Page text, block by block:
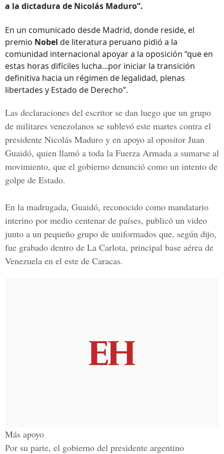
a la dictadura de Nicolás Maduro”.
En un comunicado desde Madrid, donde reside, el
premio Nobel de literatura peruano pidió a la
comunidad internacional apoyar a la oposición “que en
estas horas difíciles lucha...por iniciar la transición
definitiva hacia un régimen de legalidad, plenas
libertades y Estado de Derecho”.
Las declaraciones del escritor se dan luego que un grupo
de militares venezolanos se sublevó este martes contra el
presidente Nicolás Maduro y en apoyo al opositor Juan
Guaidó, quien llamó a toda la Fuerza Armada a sumarse al
movimiento, que el gobierno denunció como un intento de
golpe de Estado.
En la madrugada, Guaidó, reconocido como mandatario
interino por medio centenar de países, publicó un video
junto a un pequeño grupo de uniformados que, según dijo,
fue grabado dentro de La Carlota, principal base aérea de
Venezuela en el este de Caracas.
Más apoyo
Por su parte, el gobierno del presidente argentino